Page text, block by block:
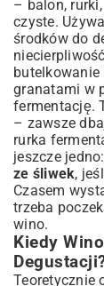
– balon,
czyste.
środków do
butelkowanie
granatami w
fermentację.
– zawsze
rurka
jeszcze jedno:
ze śliwek,
Czasem
trzeba
wino.
Kiedy
Teoretycznie